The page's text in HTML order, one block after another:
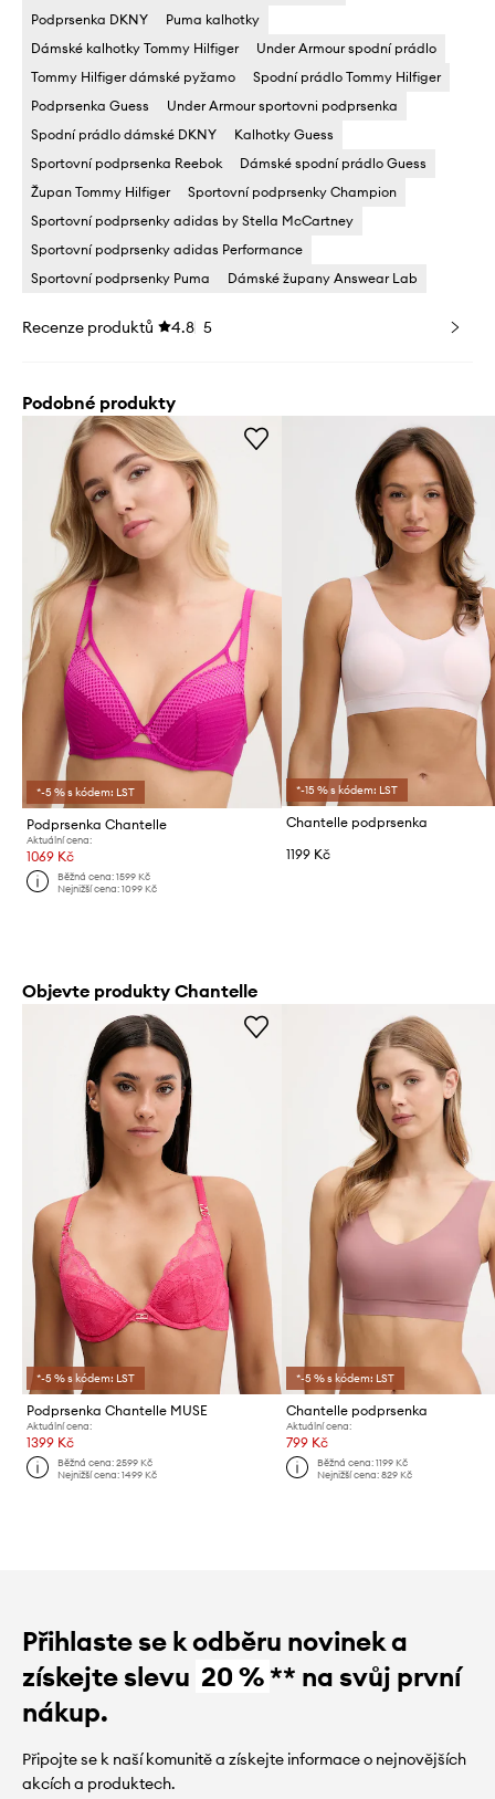
Podprsenka DKNY
Puma kalhotky
Dámské kalhotky Tommy Hilfiger
Under Armour spodní prádlo
Tommy Hilfiger dámské pyžamo
Spodní prádlo Tommy Hilfiger
Podprsenka Guess
Under Armour sportovni podprsenka
Spodní prádlo dámské DKNY
Kalhotky Guess
Sportovní podprsenka Reebok
Dámské spodní prádlo Guess
Župan Tommy Hilfiger
Sportovní podprsenky Champion
Sportovní podprsenky adidas by Stella McCartney
Sportovní podprsenky adidas Performance
Sportovní podprsenky Puma
Dámské župany Answear Lab
Recenze produktů 4.8 5
Podobné produkty
*-5 % s kódem: LST
Podprsenka Chantelle
Aktuální cena:
1069 Kč
Běžná cena:1599 Kč
Nejnižší cena:1099 Kč
*-15 % s kódem: LST
Chantelle podprsenka
1199 Kč
Objevte produkty Chantelle
*-5 % s kódem: LST
Podprsenka Chantelle MUSE
Aktuální cena:
1399 Kč
Běžná cena:2599 Kč
Nejnižší cena:1499 Kč
*-5 % s kódem: LST
Chantelle podprsenka
Aktuální cena:
799 Kč
Běžná cena: 1199 Kč
Nejnižší cena: 829 Kč
Přihlaste se k odběru novinek a
získejte slevu 20 %** na svůj první
nákup.
Připojte se k naší komunitě a získejte informace o nejnovějších
akcích a produktech.